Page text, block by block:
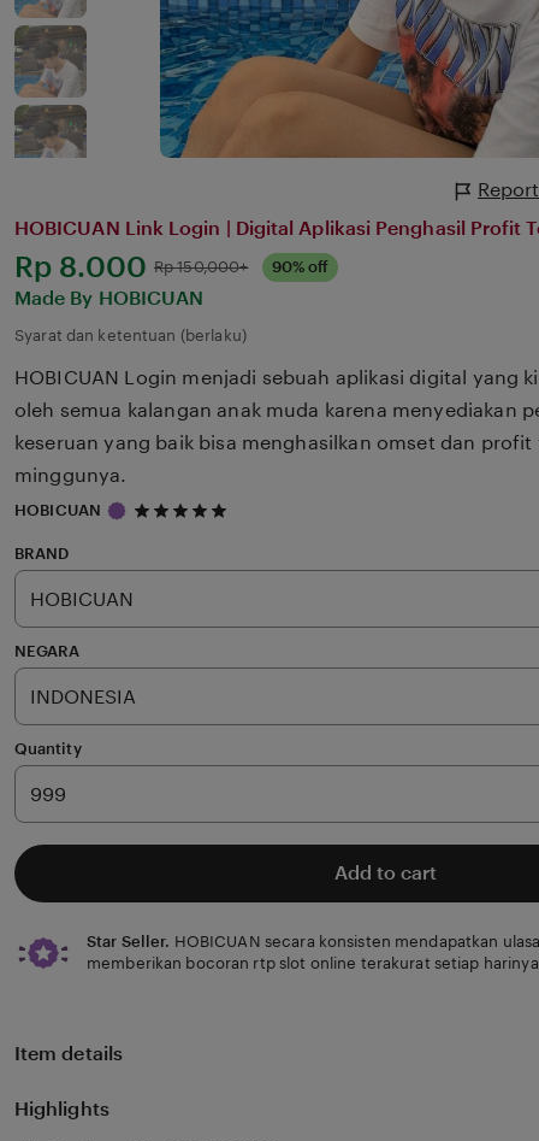
HOBICUAN Link Login | Digital Aplikasi Penghasil Profit
Harga:
Rp 8.000 Normal:
Rp 150,000+ 90% off
Made By HOBICUAN
Syarat dan ketentuan (berlaku)
HOBICUAN Login menjadi sebuah aplikasi digital yang
oleh semua kalangan anak muda karena menyediakan
keseruan yang baik bisa menghasilkan omset dan
minggunya.
HOBICUAN
5
5
BRAND
NEGARA
Quantity
Add to cart
Star Seller. HOBICUAN secara konsisten mendapatkan
memberikan bocoran rtp slot online terakurat setiap
Item details
Highlights